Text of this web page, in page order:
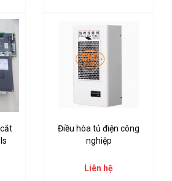
Điều hòa tủ điện công
nghiệp
Liên hệ